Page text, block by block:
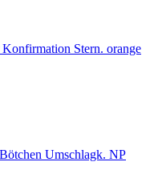
Stern. orange
Umschlagk. NP